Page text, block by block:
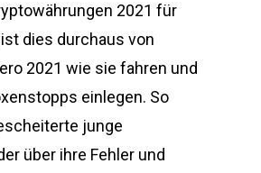
2021 für
dies durchaus von
2021 wie sie fahren und
einlegen. So
junge
über ihre Fehler und